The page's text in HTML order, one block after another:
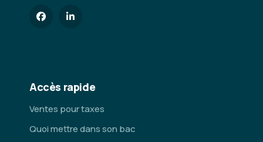
Accès rapide
Ventes pour taxes
Quoi mettre dans son bac